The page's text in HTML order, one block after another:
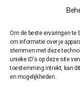
Om de beste ervaringen te
om informatie over je
stemmen met deze
unieke ID's op deze site
toestemming intrekt, kan
en mogelijkheden.
worden
als vierde
mensen van